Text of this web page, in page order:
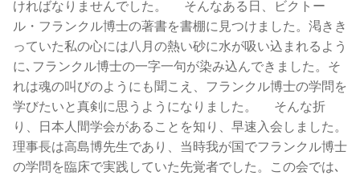
ければなりませんでした。 そんなある日、ビクトー
ル・フランクル博士の著書を書棚に見つけました。渇きき
っていた私の心には八月の熱い砂に水が吸い込まれるよう
に､フランクル博士の一字一句が染み込んできました。そ
れは魂の叫びのようにも聞こえ、フランクル博士の学問を
学びたいと真剣に思うようになりました。 そんな折
り、日本人間学会があることを知り、早速入会しました。
理事長は高島博先生であり、当時我が国でフランクル博士
の学問を臨床で実践していた先覚者でした。この会では､